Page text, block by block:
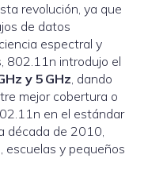
revolución, ya que
de datos
espectral y
802.11n introdujo el
y 5 GHz, dando
mejor cobertura o
en el estándar
década de 2010,
escuelas y pequeños